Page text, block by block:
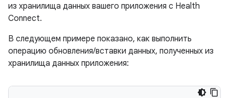
из хранилища данных вашего приложения с Health
Connect.
В следующем примере показано, как выполнить
операцию обновления/вставки данных, полученных из
хранилища данных приложения: